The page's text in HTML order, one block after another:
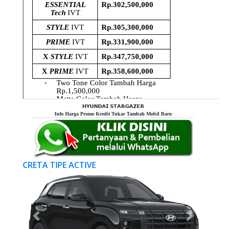
𝗛𝗬𝗨𝗡𝗗𝗔𝗜 𝗦𝗧𝗔𝗥𝗚𝗔𝗭𝗘𝗥
Info Harga Promo Kredit Tukar Tambah Mobil Baru
CRETA TIPE ACTIVE
Previous Next